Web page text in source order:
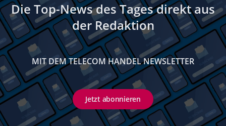
Die Top-News des Tages direkt aus
der Redaktion
MIT DEM TELECOM HANDEL NEWSLETTER
Jetzt abonnieren